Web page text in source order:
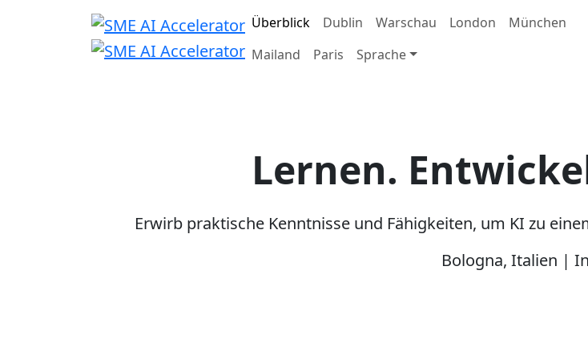
Überblick Dublin Warschau London
München
Mailand
Paris Sprache
Lernen.
Erwirb praktische Kenntnisse und Fähigkeiten, um KI zu
Bologna, Italien |